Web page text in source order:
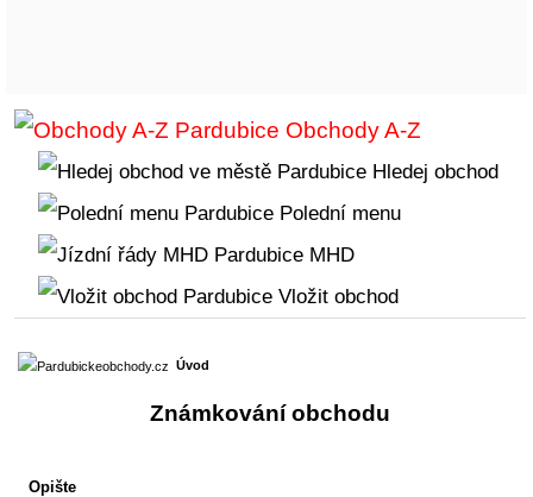
Obchody A-Z
Hledej obchod
Polední menu
MHD
Vložit obchod
Úvod
Známkování obchodu
Opište